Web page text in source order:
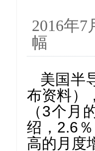
2016年
幅
美国半
布资料）
（3个月
绍，2.6
高的月度